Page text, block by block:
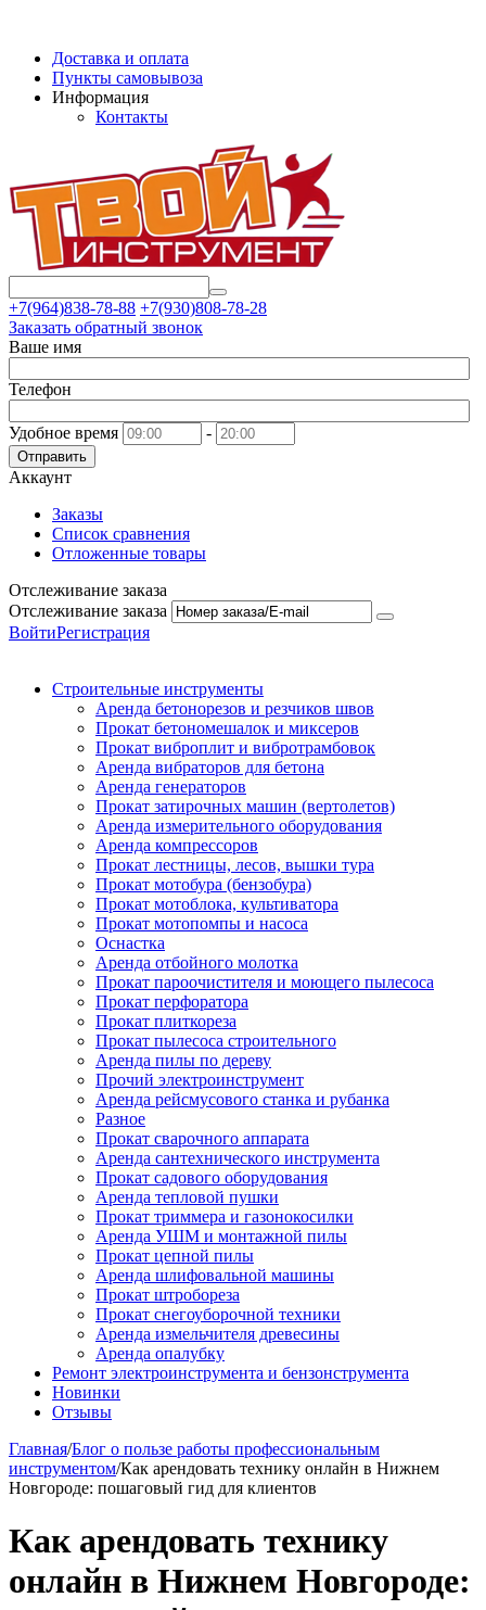
Доставка и оплата
Пункты самовывоза
Информация
Контакты
+7(964)838-78-88 +7(930)808-78-28
Заказать обратный звонок
Ваше имя
Телефон
Удобное время -
Отправить
Аккаунт
Заказы
Список сравнения
Отложенные товары
Отслеживание заказа
Отслеживание заказа
ВойтиРегистрация
Строительные инструменты
Аренда бетонорезов и резчиков швов
Прокат бетономешалок и миксеров
Прокат виброплит и вибротрамбовок
Аренда вибраторов для бетона
Аренда генераторов
Прокат затирочных машин (вертолетов)
Аренда измерительного оборудования
Аренда компрессоров
Прокат лестницы, лесов, вышки тура
Прокат мотобура (бензобура)
Прокат мотоблока, культиватора
Прокат мотопомпы и насоса
Оснастка
Аренда отбойного молотка
Прокат пароочистителя и моющего пылесоса
Прокат перфоратора
Прокат плиткореза
Прокат пылесоса строительного
Аренда пилы по дереву
Прочий электроинструмент
Аренда рейсмусового станка и рубанка
Разное
Прокат сварочного аппарата
Аренда сантехнического инструмента
Прокат садового оборудования
Аренда тепловой пушки
Прокат триммера и газонокосилки
Аренда УШМ и монтажной пилы
Прокат цепной пилы
Аренда шлифовальной машины
Прокат штробореза
Прокат снегоуборочной техники
Аренда измельчителя древесины
Аренда опалубку
Ремонт электроинструмента и бензонструмента
Новинки
Отзывы
Главная/Блог о пользе работы профессиональным
инструментом/Как арендовать технику онлайн в Нижнем
Новгороде: пошаговый гид для клиентов
Как арендовать технику
онлайн в Нижнем Новгороде: